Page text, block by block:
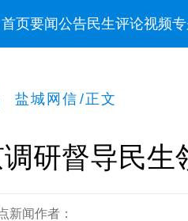
首页要闻公告民生评论视频
盐城网信 /正文
研督导民生
新闻作者：